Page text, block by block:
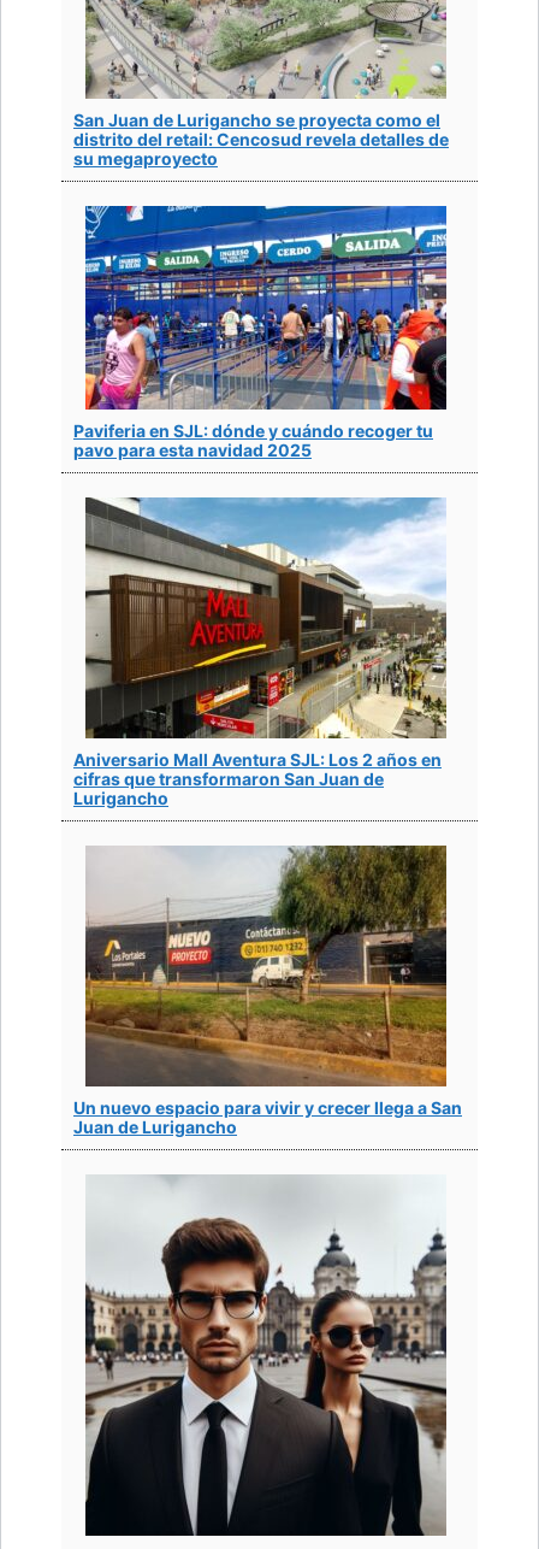
San Juan de Lurigancho se proyecta como el
distrito del retail: Cencosud revela detalles de
su megaproyecto
Paviferia en SJL: dónde y cuándo recoger tu
pavo para esta navidad 2025
Aniversario Mall Aventura SJL: Los 2 años en
cifras que transformaron San Juan de
Lurigancho
Un nuevo espacio para vivir y crecer llega a San
Juan de Lurigancho